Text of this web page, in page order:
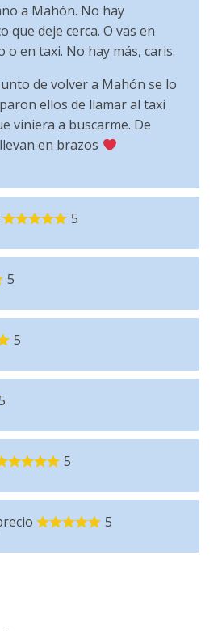
a Mahón. No hay
deje cerca. O vas en
en taxi. No hay más, caris.
de volver a Mahón se lo
ellos de llamar al taxi
viniera a buscarme. De
en brazos
5
5
5
5
5